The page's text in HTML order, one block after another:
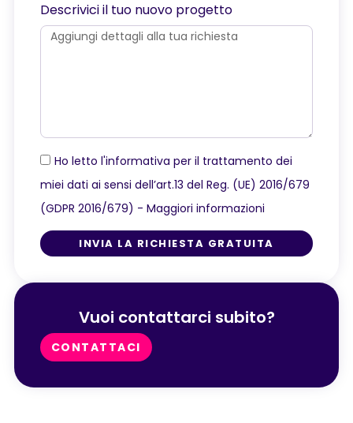
Descrivici il tuo nuovo progetto
Ho letto l'informativa per il trattamento dei
miei dati ai sensi dell’art.13 del Reg. (UE) 2016/679
(GDPR 2016/679) - Maggiori informazioni
INVIA LA RICHIESTA GRATUITA
Vuoi contattarci subito?
CONTATTACI